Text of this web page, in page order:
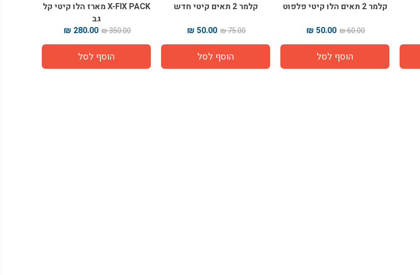
קלמר 2 תאים הלו קיטי פלפוט
60.00 ₪
50.00 ₪
קלמר 2 תאים קיטי חדש
75.00 ₪
50.00 ₪
X-FIX PACK מארז הלו קיטי קל
גב
350.00 ₪
280.00 ₪